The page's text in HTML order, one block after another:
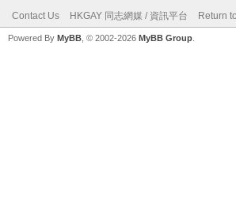
Contact Us HKGAY 同志網媒 / 資訊平台 Return
Powered By MyBB , © 2002-2026 MyBB Group